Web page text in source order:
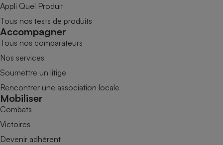
Appli Quel Produit
Tous nos tests de produits
Accompagner
Tous nos comparateurs
Nos services
Soumettre un litige
Rencontrer une association locale
Mobiliser
Combats
Victoires
Devenir adhérent